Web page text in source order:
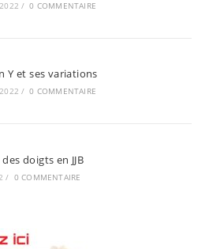
/ 0 COMMENTAIRE
Y et ses variations
/ 0 COMMENTAIRE
doigts en JJB
/ 0 COMMENTAIRE